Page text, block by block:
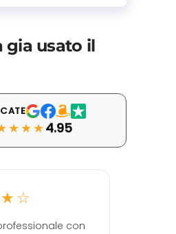
gia usato il
4.95
la prima pagina di Google